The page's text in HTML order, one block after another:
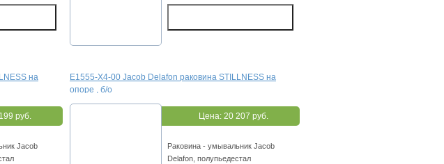
на
руб.
Jacob
E1555-X4-00 Jacob Delafon раковина STILLNESS на
опоре , б/о
Цена: 20 207 руб.
Раковина - умывальник Jacob
Delafon, полупьедестал